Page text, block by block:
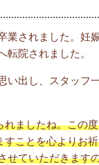
業されました。妊
転院されました。
い出し、スタッフ
ましたね。この
ことを心よりお
せていただきます